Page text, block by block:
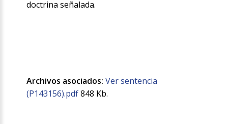
doctrina señalada.
Archivos asociados: Ver sentencia
(P143156).pdf848 Kb.